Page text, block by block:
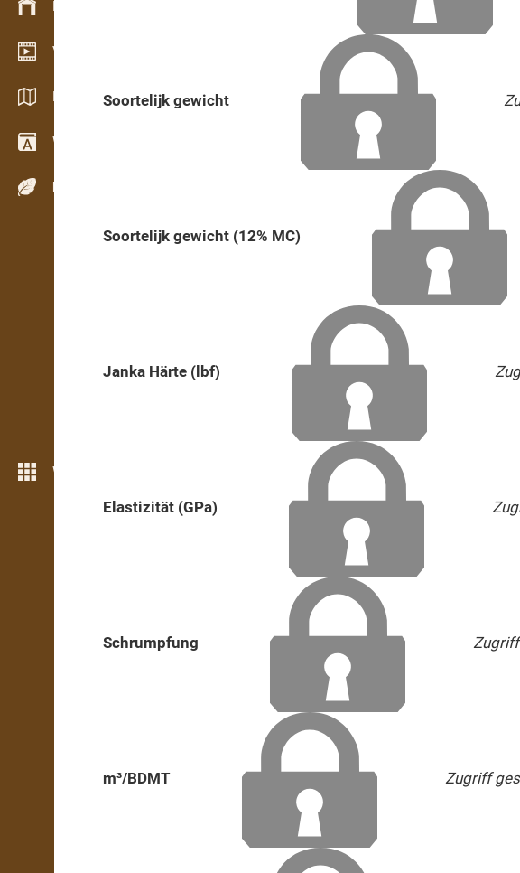
Bestandsmanagement
Video Showroom
Kataloge / Broschüren
Wörterbuch
Holzarten
Weitere Funktionen
Soortelijk gewicht
Soortelijk gewicht (12% MC)
Janka Härte (lbf)
Elastizität (GPa)
Schrumpfung
m³/BDMT Zugriff